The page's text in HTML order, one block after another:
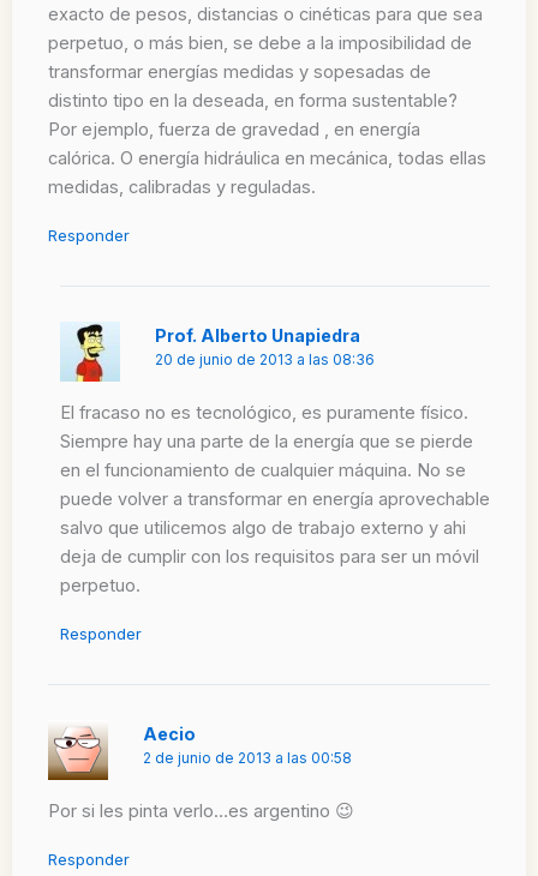
exacto de pesos, distancias o cinéticas para que sea
perpetuo, o más bien, se debe a la imposibilidad de
transformar energías medidas y sopesadas de
distinto tipo en la deseada, en forma sustentable?
Por ejemplo, fuerza de gravedad , en energía
calórica. O energía hidráulica en mecánica, todas ellas
medidas, calibradas y reguladas.
Responder
Prof. Alberto Unapiedra
20 de junio de 2013 a las 08:36
El fracaso no es tecnológico, es puramente físico.
Siempre hay una parte de la energía que se pierde
en el funcionamiento de cualquier máquina. No se
puede volver a transformar en energía aprovechable
salvo que utilicemos algo de trabajo externo y ahi
deja de cumplir con los requisitos para ser un móvil
perpetuo.
Responder
Aecio
2 de junio de 2013 a las 00:58
Por si les pinta verlo…es argentino 😉
Responder